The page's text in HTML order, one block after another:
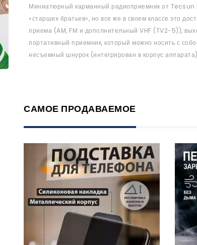
Миниатюрный карманный радиоприемник от Tecsun
«старших братьев», но все же в своем классе это
приема (AM, FM и дополнительный VHF (TV2-5)),
портативный приемник, который можно носить с
несъемный шнурок (интегрирован в корпус
САМОЕ ПРОДАВАЕМОЕ